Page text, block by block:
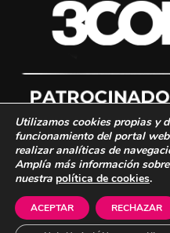
© 2026 - 3COM Squad.
Mapa Web-Aviso Legal -Política de
Utilizamos cookies propias y
funcionamiento del portal
realizar analíticas de
Amplía más información
nuestra política de cookies.
ACEPTAR RECHAZAR